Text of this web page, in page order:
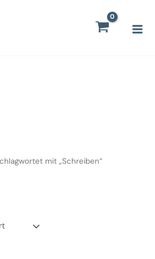
mit „Schreiben“